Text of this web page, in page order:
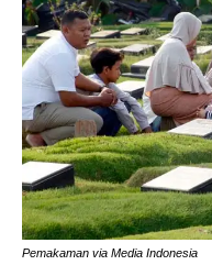
Pemakaman via Media Indonesia